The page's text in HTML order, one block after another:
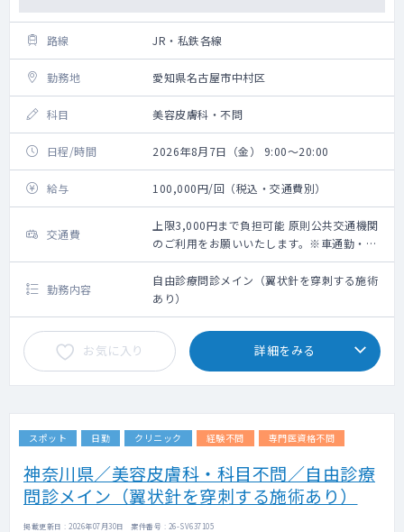
路線 JR・私鉄各線
勤務地 愛知県名古屋市中村区
科目 美容皮膚科・不問
日程/時間 2026年8月7日（金） 9:00～20:00
給与 100,000円/回（税込・交通費別）
交通費
上限3,000円まで負担可能 原則公共交通機関
のご利用をお願いいたします。※車通勤・タ
クシー利用要相談
勤務内容
自由診療問診メイン（翼状針を穿刺する施術
あり）
お気に入り 詳細をみる
スポット 日勤 クリニック 経験不問 専門医資格不問
神奈川県／美容皮膚科・科目不問／自由診療
問診メイン（翼状針を穿刺する施術あり）
掲載更新日 : 2026年07月30日 案件番号 : 26-SV637105